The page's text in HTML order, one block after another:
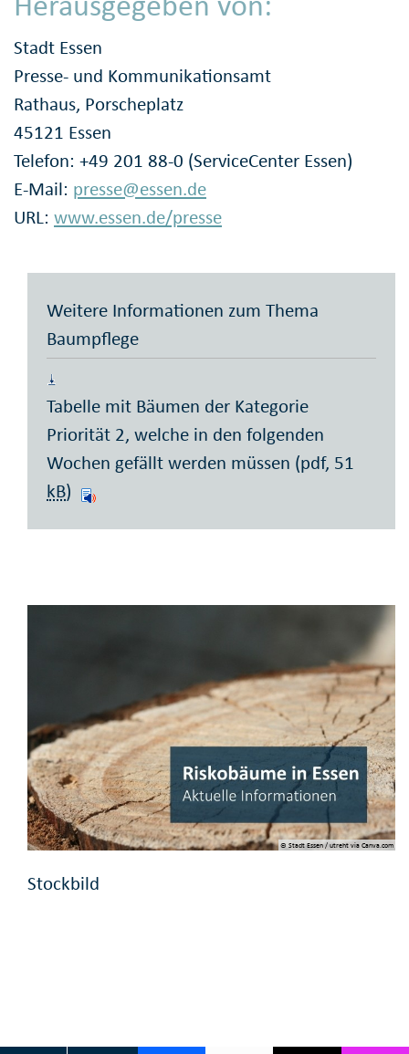
Stadt Essen
Presse- und Kommunikationsamt
Rathaus, Porscheplatz
45121 Essen
Telefon: +49 201 88-0 (ServiceCenter Essen)
E-Mail: presse@essen.de
URL: www.essen.de/presse
Weitere Informationen zum Thema
Baumpflege
Tabelle mit Bäumen der Kategorie
Priorität 2, welche in den folgenden
Wochen gefällt werden müssen (pdf, 51
kB)
© Stadt Essen / utreht via Canva.com
Stockbild